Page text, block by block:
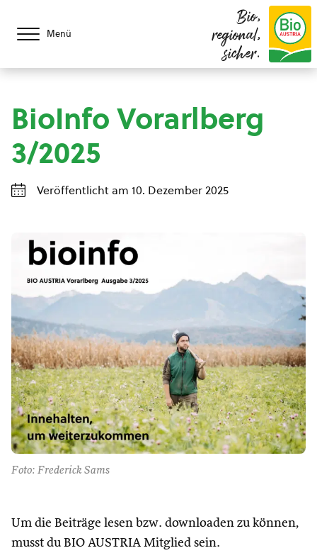
Menü
Bio,
regional,
sicher.
BioInfo Vorarlberg
3/2025
Veröffentlicht am 10. Dezember 2025
Foto: Frederick Sams
Um die Beiträge lesen bzw. downloaden zu können,
musst du BIO AUSTRIA Mitglied sein.